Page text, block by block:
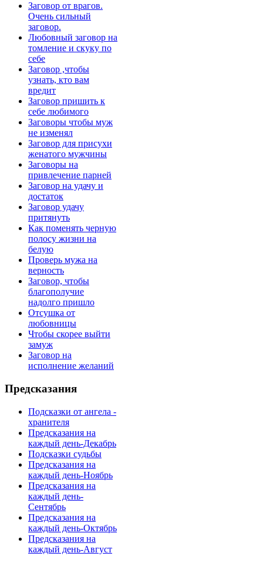
Заговор от врагов.
Очень сильный
заговор.
Любовный заговор на
томление и скуку по
себе
Заговор ,чтобы
узнать, кто вам
вредит
Заговор пришить к
себе любимого
Заговоры чтобы муж
не изменял
Заговор для присухи
женатого мужчины
Заговоры на
привлечение парней
Заговор на удачу и
достаток
Заговор удачу
притянуть
Как поменять черную
полосу жизни на
белую
Проверь мужа на
верность
Заговор, чтобы
благополучие
надолго пришло
Отсушка от
любовницы
Чтобы скорее выйти
замуж
Заговор на
исполнение желаний
Предсказания
Подсказки от ангела -
хранителя
Предсказания на
каждый день-Декабрь
Подсказки судьбы
Предсказания на
каждый день-Ноябрь
Предсказания на
каждый день-
Сентябрь
Предсказания на
каждый день-Октябрь
Предсказания на
каждый день-Август